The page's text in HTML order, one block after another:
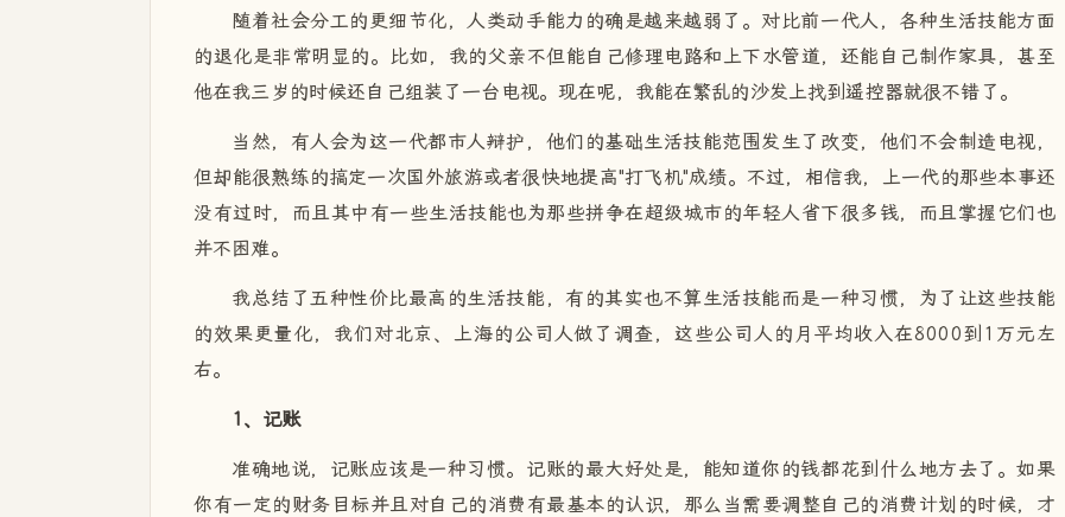
随着社会分工的更细节化，人类动手能力的确是越来越弱了。对比前一代人，各种生活技能方面
的退化是非常明显的。比如，我的父亲不但能自己修理电路和上下水管道，还能自己制作家具，甚至
他在我三岁的时候还自己组装了一台电视。现在呢，我能在繁乱的沙发上找到遥控器就很不错了。
当然，有人会为这一代都市人辩护，他们的基础生活技能范围发生了改变，他们不会制造电视，
但却能很熟练的搞定一次国外旅游或者很快地提高"打飞机"成绩。不过，相信我，上一代的那些本事还
没有过时，而且其中有一些生活技能也为那些拼争在超级城市的年轻人省下很多钱，而且掌握它们也
并不困难。
我总结了五种性价比最高的生活技能，有的其实也不算生活技能而是一种习惯，为了让这些技能
的效果更量化，我们对北京、上海的公司人做了调查，这些公司人的月平均收入在8000到1万元左
右。
1、记账
准确地说，记账应该是一种习惯。记账的最大好处是，能知道你的钱都花到什么地方去了。如果
你有一定的财务目标并且对自己的消费有最基本的认识，那么当需要调整自己的消费计划的时候，才